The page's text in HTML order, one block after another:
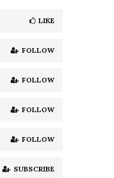
C
H
LIKE
FOLLOW
FOLLOW
FOLLOW
FOLLOW
SUBSCRIBE